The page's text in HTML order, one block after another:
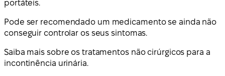
portáteis.
Pode ser recomendado um medicamento se ainda não
conseguir controlar os seus sintomas.
Saiba mais sobre os tratamentos não cirúrgicos para a
incontinência urinária.